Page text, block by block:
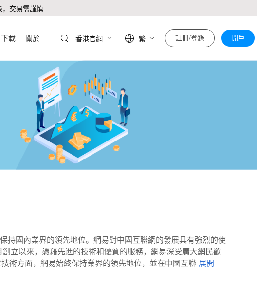
，交易需謹慎
下載 關於 香港官網 繁 註冊/登錄 開戶
持國內業界的領先地位。網易對中國互聯網的發展具有強烈的使
立以來，憑藉先進的技術和優質的服務，網易深受廣大網民歡
術方面，網易始終保持業界的領先地位，並在中國互聯